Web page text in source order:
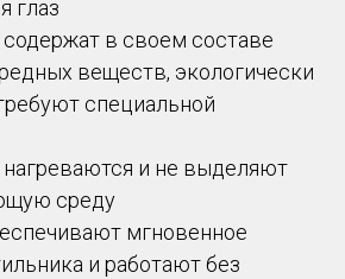
глаз
в своем составе
веществ, экологически
специальной
и не выделяют
среду
мгновенное
и работают без